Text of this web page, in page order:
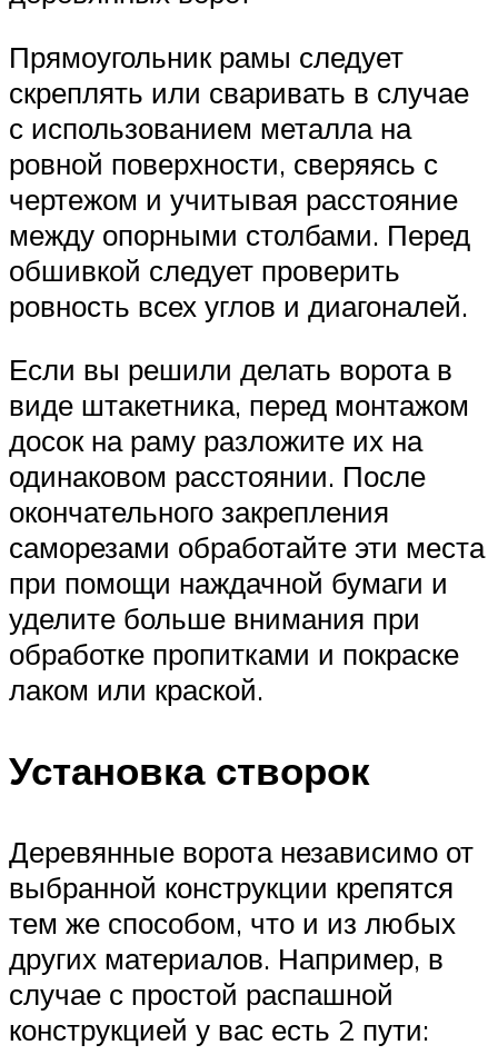
Прямоугольник рамы следует
скреплять или сваривать в случае
с использованием металла на
ровной поверхности, сверяясь с
чертежом и учитывая расстояние
между опорными столбами. Перед
обшивкой следует проверить
ровность всех углов и диагоналей.
Если вы решили делать ворота в
виде штакетника, перед монтажом
досок на раму разложите их на
одинаковом расстоянии. После
окончательного закрепления
саморезами обработайте эти места
при помощи наждачной бумаги и
уделите больше внимания при
обработке пропитками и покраске
лаком или краской.
Установка створок
Деревянные ворота независимо от
выбранной конструкции крепятся
тем же способом, что и из любых
других материалов. Например, в
случае с простой распашной
конструкцией у вас есть 2 пути: